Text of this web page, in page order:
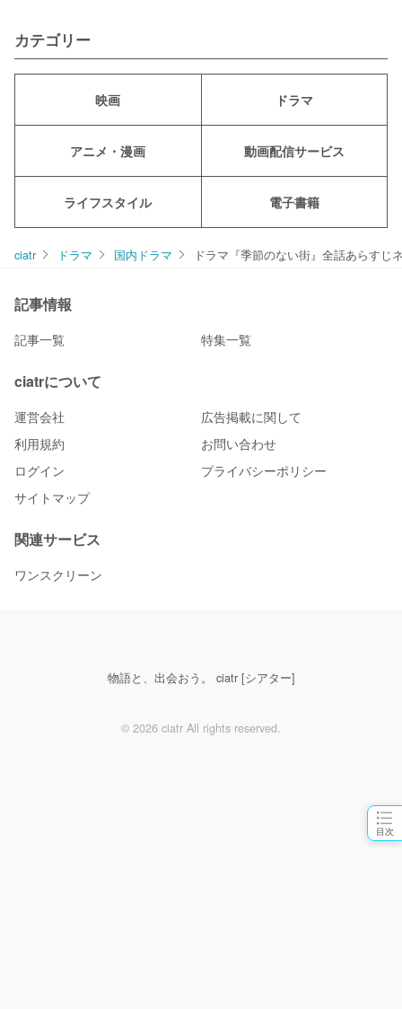
目次
カテゴリー
映画 ドラマ
アニメ・漫画 動画配信サービス
ライフスタイル 電子書籍
ciatr ドラマ 国内ドラマ ドラマ『季節のない街』全話あらすじ
記事情報
記事一覧 特集一覧
ciatrについて
運営会社
広告掲載に関して
利用規約
お問い合わせ
ログイン
プライバシーポリシー
サイトマップ
関連サービス
ワンスクリーン
物語と、出会おう。 ciatr [シアター]
© 2026 ciatr All rights reserved.